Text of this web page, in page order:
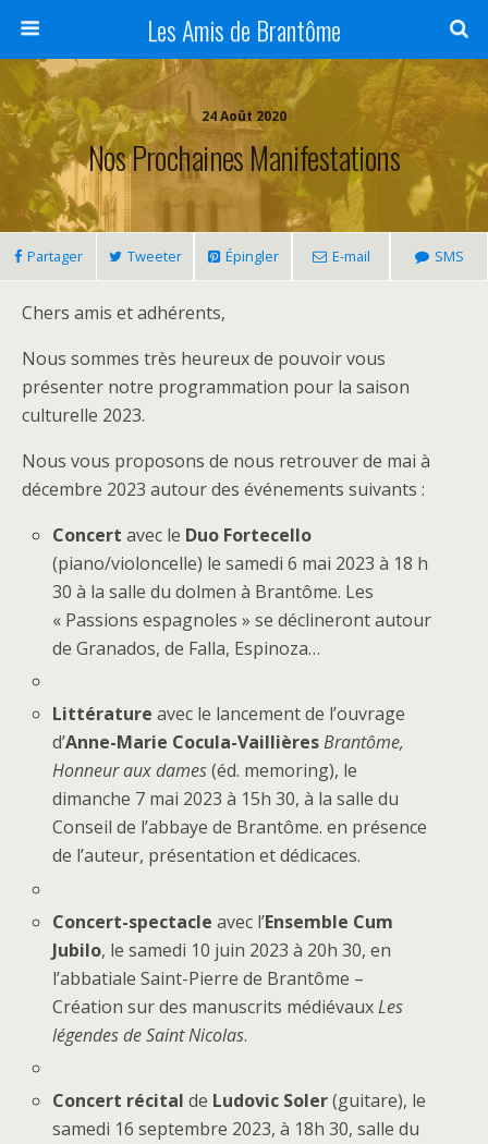
Les Amis de Brantôme
24 Août 2020
Nos Prochaines Manifestations
Partager Tweeter Épingler E-mail SMS
Chers amis et adhérents,
Nous sommes très heureux de pouvoir vous
présenter notre programmation pour la saison
culturelle 2023.
Nous vous proposons de nous retrouver de mai à
décembre 2023 autour des événements suivants :
Concertavec le Duo Fortecello
(piano/violoncelle) le samedi 6 mai 2023 à 18 h
30 à la salle du dolmen à Brantôme. Les
« Passions espagnoles » se déclineront autour
de Granados, de Falla, Espinoza…
Littérature avec le lancement de l’ouvrage
d’Anne-Marie Cocula-Vaillières Brantôme,
Honneur aux dames(éd. memoring), le
dimanche 7 mai 2023 à 15h 30, à la salle du
Conseil de l’abbaye de Brantôme. en présence
de l’auteur, présentation et dédicaces.
Concert-spectacleavec l’Ensemble Cum
Jubilo, le samedi 10 juin 2023 à 20h 30, en
l’abbatiale Saint-Pierre de Brantôme –
Création sur des manuscrits médiévauxLes
légendes de Saint Nicolas.
Concert récital de Ludovic Soler(guitare), le
samedi 16 septembre 2023, à 18h 30, salle du